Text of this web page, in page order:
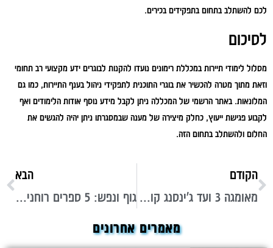
לכם להשתלב בתחום בתפקידים בכירים.
לסיכום
מסלול לימודי תיירות במכללת רימונים נועדו להקנות לבוגרים ידע מקצועי רב תחומי
וזאת מתוך מטרה להכשיר את בוגרי התוכנית לתפקידי ניהול בענף התיירות, כמו גם
המלונאות. באתר הרשמי של המכללה ניתן לקבל מידע נוסף אודות הלימודים ואף
לקבוע פגישת ייעוץ, כחלק מיצירה של מענה שבמסגרתו ניתן יהיה להגשים את
החלום ולהשתלב בתחום הזה.
הקודם
מאומגה 3 ועד ג'ינסנג קוריאני: 5 תוספי תזונה שישמרו עליכם הכי בריאים שיש
הבא
גוף ונפש: 5 ספרים רוחניים מומלצים שילוו אתכם בטיול הבא שלכם במזרח
מאמרים אחרונים